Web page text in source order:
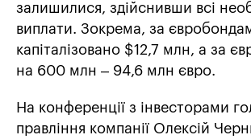
залишилися, здійснивши всі
виплати. Зокрема, за
капіталізовано $12,7 млн, а за
на 600 млн – 94,6 млн євро.
На конференції з інвесторами
правління компанії Олексій